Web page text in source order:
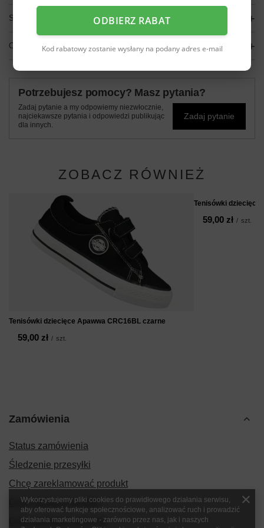
SZCZEGÓŁOWE DANE
OPINIE (0)
Potrzebujesz pomocy? Masz pytania?
Zadaj pytanie a my odpowiemy niezwłocznie,
najciekawsze pytania i odpowiedzi publikując
dla innych.
Zadaj pytanie
ZOBACZ RÓWNIEŻ
Tenisówki dziecięce Apawwa CRC16BL czarne
59,00 zł / szt.
Tenisówki dziecięce
59,00 zł / szt.
Zamówienia
Status zamówienia
Śledzenie przesyłki
Chcę zareklamować produkt
Chcę zwrócić produkt
Chcę wymienić produkt
ODBIERZ RABAT
Kod rabatowy zostanie wysłany na podany adres e-mail
Wykorzystujemy pliki cookies do prawidłowego działania serwisu,
aby oferować funkcje społecznościowe, analizować ruch i prowadzić
działania marketingowe - zarówno przez nas, jak i naszych